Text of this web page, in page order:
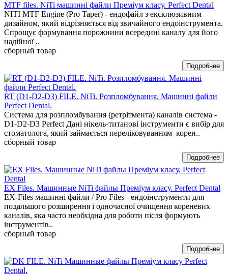
MTF files. NiTi машинні файли Преміум класу. Perfect Dental
NITI MTF Engine (Pro Taper) - ендофайл з ексклюзивним
дизайном, який відрізняється від звичайного ендоінструмента.
Спрощує формування порожнини всередині каналу для його
надійної ..
сборный товар
RT (D1-D2-D3) FILE. NiTi. Розпломбування. Машинні файли
Perfect Dental.
Система для розпломбування (ретрітмента) каналів система -
D1-D2-D3 Perfect Дані нікель-титанові інструменти є вибір для
стоматолога, який займається переліковуванням корен..
сборный товар
EX Files. Машинные NiTi файлы Преміум класу. Perfect Dental
EX-Files машинні файли / Pro Files - ендоінструменти для
подальшого розширення і одночасної очищення кореневих
каналів, яка часто необхідна для роботи після формують
інструментів..
сборный товар